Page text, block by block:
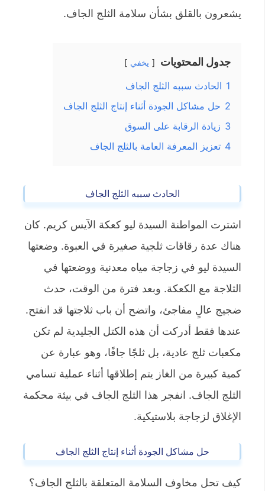
يشعرون بالقلق بشأن سلامة الثلج الجاف.
جدول المحتويات يخفي
1 الحادث سببه الثلج الجاف
2 حل مشاكل الجودة أثناء إنتاج الثلج الجاف
3 زيادة الرقابة على السوق
4 تعزيز المعرفة العامة بالثلج الجاف
الحادث سببه الثلج الجاف
اشترت المواطنة السيدة ليو كعكة الآيس كريم. كان
هناك عدة رقاقات ثلجية صغيرة في العبوة. وضعتها
السيدة ليو في زجاجة مياه معدنية ووضعتها في
الثلاجة مع الكعكة. وبعد فترة من الوقت، حدث
ضجيج عالٍ مفاجئ، واتضح أن باب ثلاجتها قد انفتح.
عندها فقط أدركت أن هذه الكتل الجليدية لم تكن
مكعبات ثلج عادية، بل ثلجًا جافًا، وهو عبارة عن
كمية كبيرة من الغاز يتم إطلاقها أثناء عملية تسامي
الثلج الجاف. انفجر هذا الثلج الجاف في بيئة محكمة
الإغلاق لزجاجة بلاستيكية.
حل مشاكل الجودة أثناء إنتاج الثلج الجاف
كيف تحل مخاوف السلامة المتعلقة بالثلج الجاف؟